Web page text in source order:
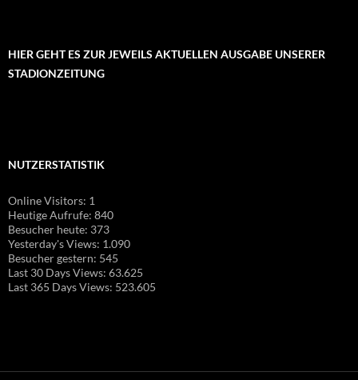
HIER GEHT ES ZUR JEWEILS AKTUELLEN AUSGABE UNSERER
STADIONZEITUNG
NUTZERSTATISTIK
Online Visitors: 1
Heutige Aufrufe: 840
Besucher heute: 373
Yesterday's Views: 1.090
Besucher gestern: 545
Last 30 Days Views: 63.625
Last 365 Days Views: 523.605